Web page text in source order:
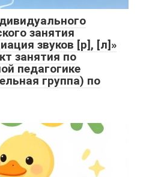
занятия
звуков [р], [л]»
занятия по
педагогике
группа) по